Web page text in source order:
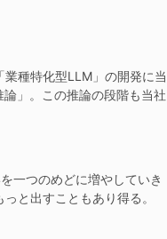
種特化型LLM」の開発に当
」。この推論の段階も当社
一つのめどに増やしていき
と出すこともあり得る。